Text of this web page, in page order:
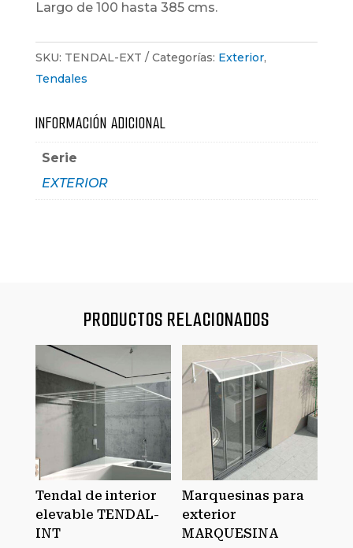
Largo de 100 hasta 385 cms.
SKU: TENDAL-EXT Categorías: Exterior,
Tendales
INFORMACIÓN ADICIONAL
Serie
EXTERIOR
PRODUCTOS RELACIONADOS
Tendal de interior
elevable TENDAL-
INT
Marquesinas para
exterior
MARQUESINA